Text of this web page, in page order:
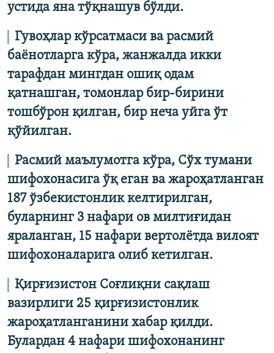
устида яна тўқнашув бўлди.
Гувоҳлар кўрсатмаси ва расмий
баёнотларга кўра, жанжалда икки
тарафдан мингдан ошиқ одам
қатнашган, томонлар бир-бирини
тошбўрон қилган, бир неча уйга ўт
қўйилган.
Расмий маълумотга кўра, Сўх тумани
шифохонасига ўқ еган ва жароҳатланган
187 ўзбекистонлик келтирилган,
буларнинг 3 нафари ов милтиғидан
яраланган, 15 нафари вертолётда вилоят
шифохоналарига олиб кетилган.
Қирғизистон Соғлиқни сақлаш
вазирлиги 25 қирғизистонлик
жароҳатланганини хабар қилди.
Булардан 4 нафари шифохонанинг